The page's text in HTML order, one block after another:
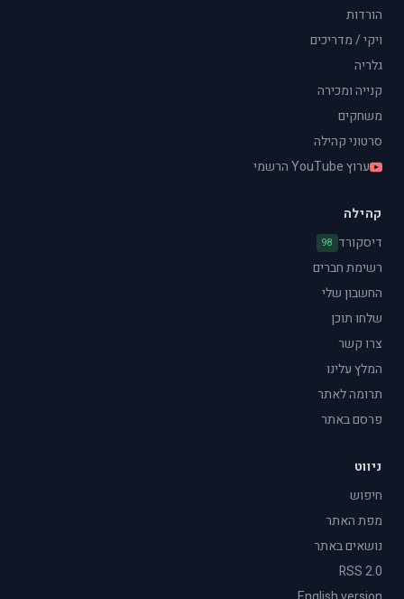
הורדות
ויקי / מדריכים
גלריה
קנייה ומכירה
משחקים
סרטוני קהילה
ערוץ YouTube הרשמי
קהילה
דיסקורד 98
רשימת חברים
החשבון שלי
שלחו תוכן
צרו קשר
המלץ עלינו
תרומה לאתר
פרסם באתר
ניווט
חיפוש
מפת האתר
נושאים באתר
RSS 2.0